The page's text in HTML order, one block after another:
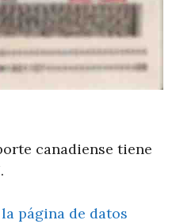
canadiense tiene
página de datos